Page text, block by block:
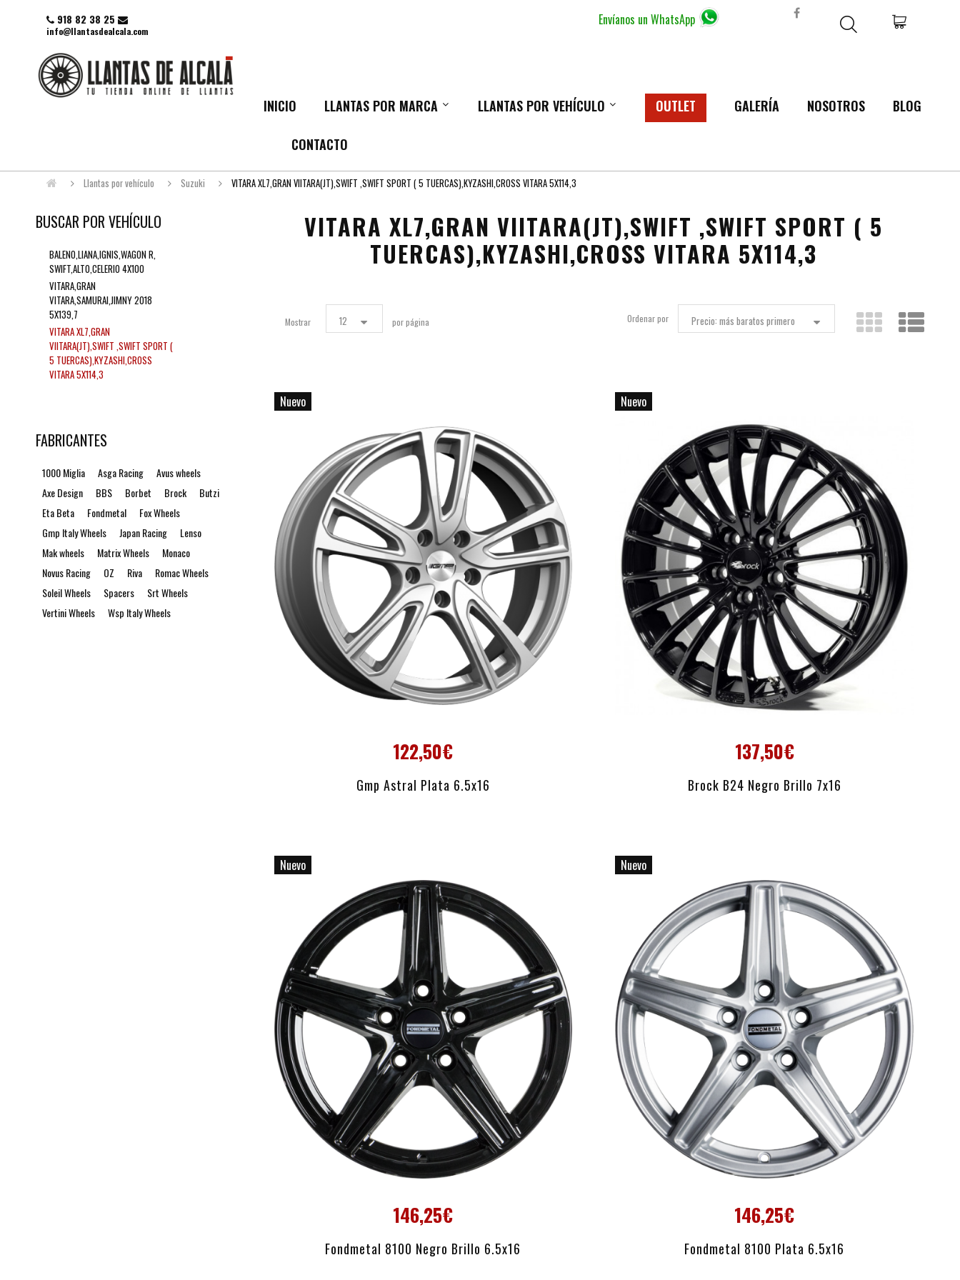
Envíanos un WhatsApp
918 82 38 25
info@llantasdealcala.com
INICIO LLANTAS POR MARCA LLANTAS POR VEHÍCULO OUTLET GALERÍA NOSOTROS BLOG
CONTACTO
Llantas por vehículo Suzuki VITARA XL7,GRAN VIITARA(JT),SWIFT ,SWIFT SPORT ( 5 TUERCAS),KYZASHI,CROSS VITARA 5X114,3
VITARA XL7,GRAN VIITARA(JT),SWIFT ,SWIFT SPORT ( 5
TUERCAS),KYZASHI,CROSS VITARA 5X114,3
Ordenar por Precio: más baratos primero
Mostrar 12 por página
Nuevo
122,50€
Gmp Astral Plata 6.5x16
AÑADIR AL CARRITO
Nuevo
137,50€
Brock B24 Negro Brillo 7x16
AÑADIR AL CARRITO
Nuevo
146,25€
Fondmetal 8100 Negro Brillo 6.5x16
AÑADIR AL CARRITO
Nuevo
146,25€
Fondmetal 8100 Plata 6.5x16
AÑADIR AL CARRITO
BUSCAR POR VEHÍCULO
BALENO,LIANA,IGNIS,WAGON R,
SWIFT,ALTO,CELERIO 4X100
VITARA,GRAN
VITARA,SAMURAI,JIMNY 2018
5X139,7
VITARA XL7,GRAN
VIITARA(JT),SWIFT ,SWIFT SPORT (
5 TUERCAS),KYZASHI,CROSS
VITARA 5X114,3
FABRICANTES
1000 Miglia Asga Racing
Avus wheels
Axe Design
BBS Borbet Brock
Butzi
Eta Beta
Fondmetal
Fox Wheels
Gmp Italy Wheels
Japan Racing
Lenso
Mak wheels
Matrix Wheels
Monaco
Novus Racing
OZ Riva
Romac Wheels
Soleil Wheels
Spacers
Srt Wheels
Vertini Wheels
Wsp Italy Wheels